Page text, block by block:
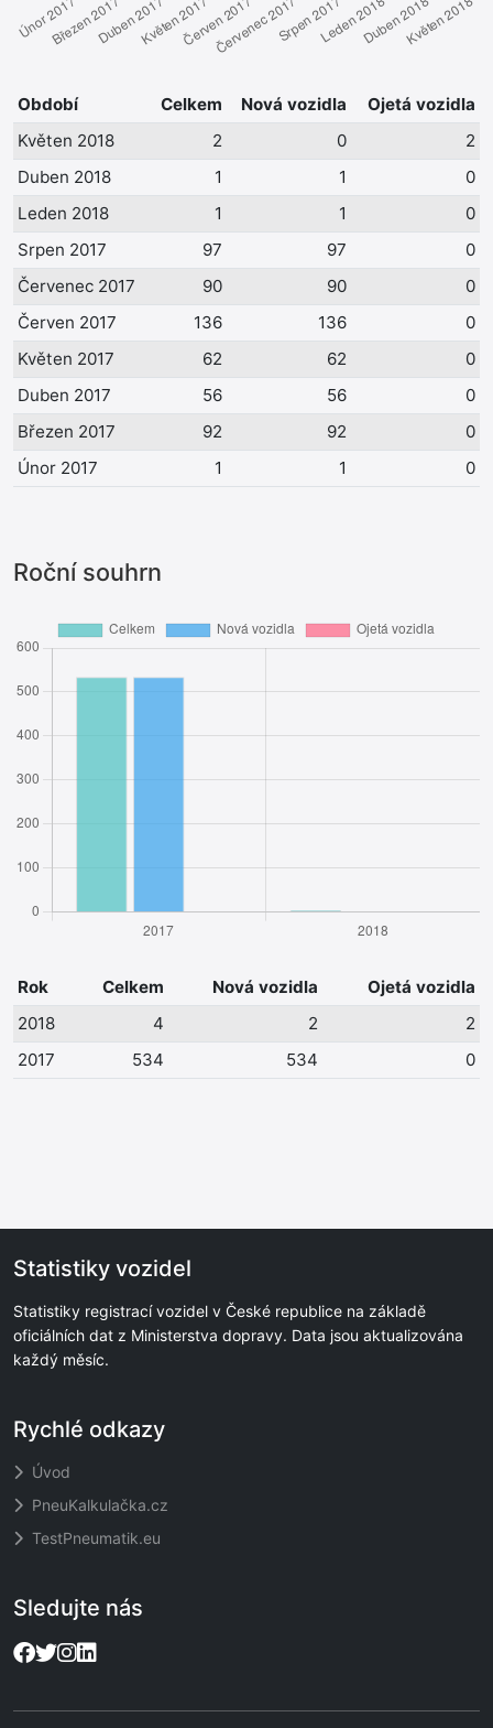
Období Celkem Nová vozidla
Ojetá vozidla
Květen 2018
2 0
2
Duben 2018
1 1
0
Leden 2018
1 1
0
Srpen 2017
97 97
0
Červenec 2017
90 90
0
Červen 2017
136 136
0
Květen 2017
62 62
0
Duben 2017
56 56
0
Březen 2017
92 92
0
Únor 2017
1 1 0
Roční souhrn
Rok Celkem Nová vozidla
Ojetá vozidla
2018
4 2
2
2017
534 534 0
Statistiky vozidel
Statistiky registrací vozidel v České republice na základě
oficiálních dat z Ministerstva dopravy. Data jsou aktualizována
každý měsíc.
Rychlé odkazy
Úvod
PneuKalkulačka.cz
TestPneumatik.eu
Sledujte nás